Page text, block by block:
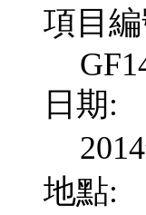
項目
日期:
地點: